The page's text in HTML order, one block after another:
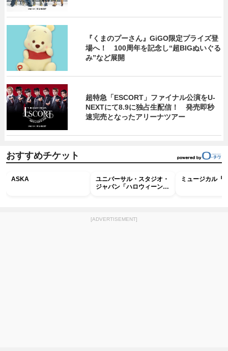
『くまのプーさん』GiGO限定プライズ登
場へ！ 100周年を記念し“超BIGぬいぐる
み”など展開
超特急「ESCORT」ファイナル公演をU-
NEXTにて8.9に独占生配信！ 発売即秒
速完売となったアリーナツアー
おすすめチケット
ASKA
ユニバーサル・スタジオ・
ジャパン「ハロウィーン・
ミュージカル『
[ADVERTISEMENT]